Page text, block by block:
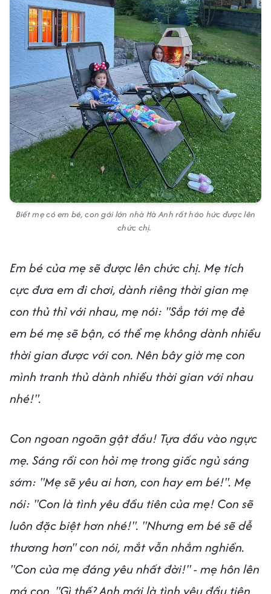
Biết mẹ có em bé, con gái lớn nhà Hà Anh rất háo hức được lên
chức chị.
Em bé của mẹ sẽ được lên chức chị. Mẹ tích
cực đưa em đi chơi, dành riêng thời gian mẹ
con thủ thỉ với nhau, mẹ nói: "Sắp tới mẹ đẻ
em bé mẹ sẽ bận, có thể mẹ không dành nhiều
thời gian được với con. Nên bây giờ mẹ con
mình tranh thủ dành nhiều thời gian với nhau
nhé!".
Con ngoan ngoãn gật đầu! Tựa đầu vào ngực
mẹ. Sáng rồi con hỏi mẹ trong giấc ngủ sáng
sớm: "Mẹ sẽ yêu ai hơn, con hay em bé!". Mẹ
nói: "Con là tình yêu đầu tiên của mẹ! Con sẽ
luôn đặc biệt hơn nhé!". "Nhưng em bé sẽ dễ
thương hơn" con nói, mắt vẫn nhắm nghiền.
"Con của mẹ đáng yêu nhất đời!" - mẹ hôn lên
má con. "Gì thế? Anh mới là tình yêu đầu tiên